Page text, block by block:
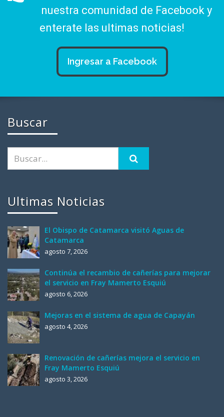
nuestra comunidad de Facebook y
enterate las ultimas noticias!
Ingresar a Facebook
Buscar
Ultimas Noticias
El Obispo de Catamarca visitó Aguas de
Catamarca
agosto 7, 2026
Continúa el recambio de cañerías para mejorar
el servicio en Fray Mamerto Esquiú
agosto 6, 2026
Mejoras en el sistema de agua de Capayán
agosto 4, 2026
Renovación de cañerías mejora el servicio en
Fray Mamerto Esquiú
agosto 3, 2026